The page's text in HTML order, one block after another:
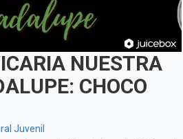
NUESTRA
CHOCO
Juvenil